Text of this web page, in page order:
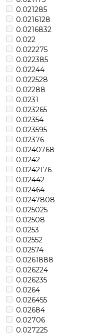
0.021285
0.0216128
0.0216832
0.022
0.022275
0.022385
0.02244
0.022528
0.02288
0.0231
0.023265
0.02354
0.023595
0.02376
0.0240768
0.0242
0.0242176
0.02442
0.02464
0.0247808
0.025025
0.02508
0.0253
0.02552
0.02574
0.0261888
0.026224
0.026235
0.0264
0.026455
0.02684
0.02706
0.027225